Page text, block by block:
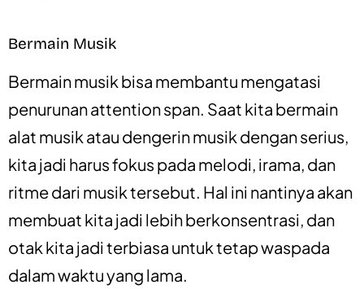
Bermain Musik
Bermain musik bisa membantu mengatasi
penurunan attention span. Saat kita bermain
alat musik atau dengerin musik dengan serius,
kita jadi harus fokus pada melodi, irama, dan
ritme dari musik tersebut. Hal ini nantinya akan
membuat kita jadi lebih berkonsentrasi, dan
otak kita jadi terbiasa untuk tetap waspada
dalam waktu yang lama.